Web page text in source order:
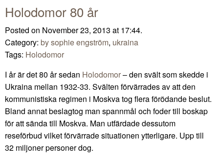
Holodomor 80 år
Posted on November 23, 2013 at 17:44.
Category: by sophie engström, ukraina
Tags: Holodomor
I år är det 80 år sedan Holodomor– den svält som skedde i
Ukraina mellan 1932-33. Svälten förvärrades av att den
kommunistiska regimen i Moskva tog flera förödande beslut.
Bland annat beslagtog man spannmål och foder till boskap
för att sända till Moskva. Man utfärdade dessutom
reseförbud vilket förvärrade situationen ytterligare. Upp till
32 miljoner personer dog.